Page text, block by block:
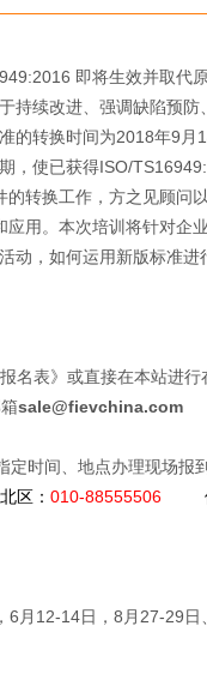
即将生效并取代
持续改进、强调缺陷预
的转换时间为2018年9
，使已获得ISO/
转换工作，方之见顾问
用。本次培训将针对企
动，如何运用新版标准
名表》或直接在本站进行
sale@fievchina.com
时间、地点办理现场报
区： 010-88555506
月12-14日，8月27-29